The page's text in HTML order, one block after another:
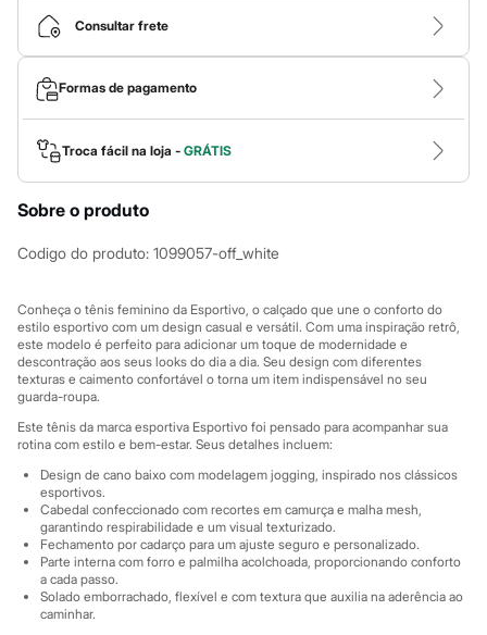
Shorts e Bermudas
Vestidos
Acessórios
Bolsas
Bonés e Chapéus
Bijoux
Cintos
Óculos
Relógios
Calçados
Botas
Chinelos
Rasteirinhas
Sapatilhas
Tênis
Marcas
City
Clock House
Mindset
Sawary
Yessica
Moda esportiva
Acessórios
Blusas
Calçados
Leggings
Shorts e Bermudas
Tops
Moda íntima
Calcinhas
Consultar frete
Formas de pagamento
Troca fácil na loja - GRÁTIS
Sobre o produto
Codigo do produto: 1099057-off_white
Conheça o tênis feminino da Esportivo, o calçado que une o conforto do
estilo esportivo com um design casual e versátil. Com uma inspiração retrô,
este modelo é perfeito para adicionar um toque de modernidade e
descontração aos seus looks do dia a dia. Seu design com diferentes
texturas e caimento confortável o torna um item indispensável no seu
guarda-roupa.
Este tênis da marca esportiva Esportivo foi pensado para acompanhar sua
rotina com estilo e bem-estar. Seus detalhes incluem:
Design de cano baixo com modelagem jogging, inspirado nos clássicos
esportivos.
Cabedal confeccionado com recortes em camurça e malha mesh,
garantindo respirabilidade e um visual texturizado.
Fechamento por cadarço para um ajuste seguro e personalizado.
Parte interna com forro e palmilha acolchoada, proporcionando conforto
a cada passo.
Solado emborrachado, flexível e com textura que auxilia na aderência ao
caminhar.